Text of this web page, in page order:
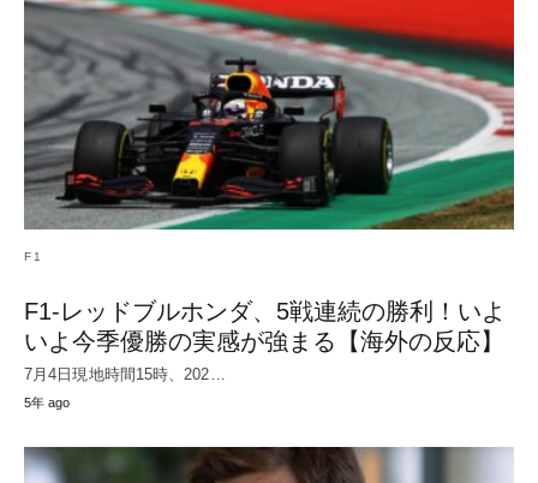
F1
F1-レッドブルホンダ、5戦連続の勝利！いよ
いよ今季優勝の実感が強まる【海外の反応】
7月4日現地時間15時、202…
5年 ago